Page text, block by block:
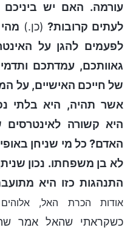
עורמה. האם יש
לעתים קרובות?(כן.)
לפעמים להגן על
גאוותכם, עמדתכם
של חייכם האישיים, על
אשר תהיה, היא בלתי
היא קשורה לאינטרסים
האדם? כל מי שניחן
לא בן משפחתו. נכון
התנהגות כזו היא
אודות הכרת האל,
כשקראתי שהאל אמר